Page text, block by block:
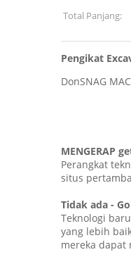
Total Panjang:
Pengikat
DonSNAG
MENGERAP
Perangkat
situs
Tidak ada -
Teknologi
yang lebih
mereka dapat